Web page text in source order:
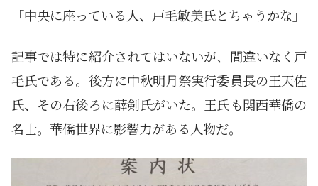
「中央に座っている人、戸毛敏美氏とちゃうかな」
記事では特に紹介されてはいないが、間違いなく戸
毛氏である。後方に中秋明月祭実行委員長の王天佐
氏、その右後ろに薛剣氏がいた。王氏も関西華僑の
名士。華僑世界に影響力がある人物だ。